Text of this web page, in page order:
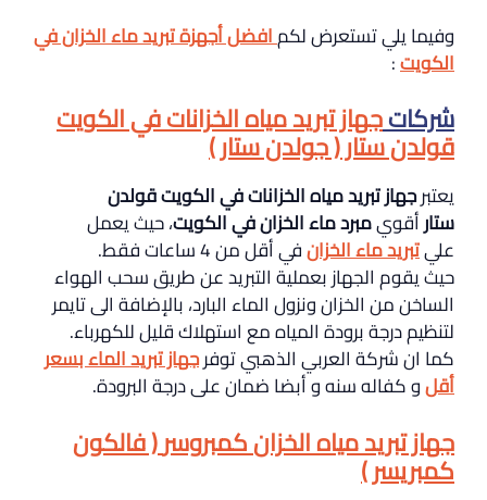
وفيما يلي تستعرض لكمافضل أجهزة تبريد ماء الخزان في
الكويت:
شركاتجهاز تبريد مياه الخزانات في الكويت
قولدن ستار ( جولدن ستار )
يعتبرجهاز تبريد مياه الخزانات في الكويت قولدن
ستارأقويمبرد ماء الخزان في الكويت، حيث يعمل
عليتبريد ماء الخزانفي أقل من 4 ساعات فقط.
حيث يقوم الجهاز بعملية التبريد عن طريق سحب الهواء
الساخن من الخزان ونزول الماء البارد، بالإضافة الى تايمر
لتنظيم درجة برودة المياه مع استهلاك قليل للكهرباء.
كما ان شركة العربي الذهبي توفرجهاز تبريد الماء بسعر
أقلو كفاله سنه و أبضا ضمان على درجة البرودة.
جهاز تبريد مياه الخزانكمبروسر( فالكون
كمبريسر )